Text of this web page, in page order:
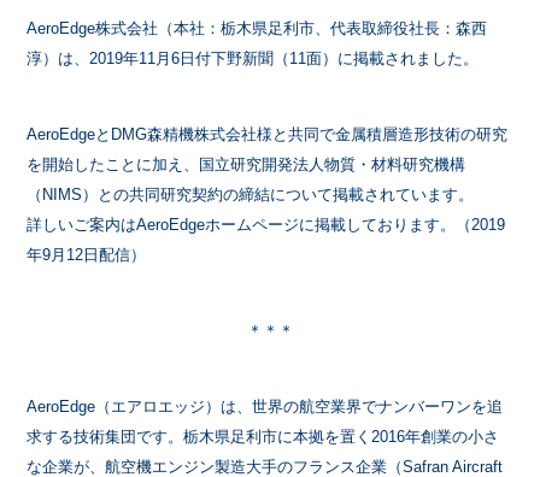
AeroEdge株式会社（本社：栃木県足利市、代表取締役社長：森西
淳）は、2019年11月6日付下野新聞（11面）に掲載されました。
AeroEdgeとDMG森精機株式会社様と共同で金属積層造形技術の研究
を開始したことに加え、国立研究開発法人物質・材料研究機構
（NIMS）との共同研究契約の締結について掲載されています。
詳しいご案内はAeroEdgeホームページに掲載しております。（2019
年9月12日配信）
＊＊＊
AeroEdge（エアロエッジ）は、世界の航空業界でナンバーワンを追
求する技術集団です。栃木県足利市に本拠を置く2016年創業の小さ
な企業が、航空機エンジン製造大手のフランス企業（Safran Aircraft